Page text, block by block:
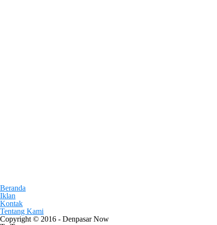
Beranda
Iklan
Kontak
Tentang Kami
Copyright © 2016 - Denpasar Now